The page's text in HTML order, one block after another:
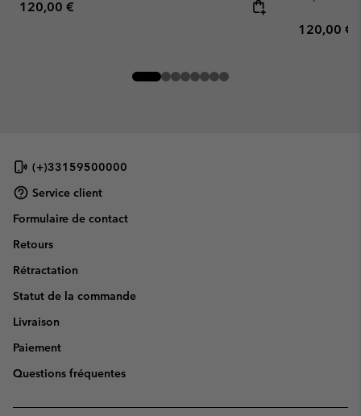
Regular price:
120,00 €
Regular
120,00 €
(+)33159500000
Service client
Formulaire de contact
Retours
Rétractation
Statut de la commande
Livraison
Paiement
Questions fréquentes